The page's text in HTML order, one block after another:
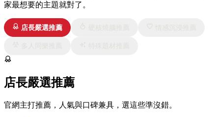
家最想要的主題就對了。
店長嚴選推薦
店長嚴選推薦
官網主打推薦，人氣與口碑兼具，選這些準沒錯。